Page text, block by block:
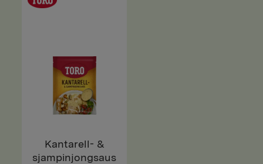
Kantarell- &
sjampinjongsaus